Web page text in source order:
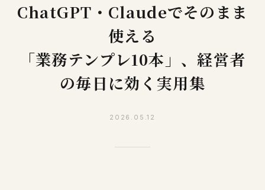
ChatGPT・Claudeでそのまま
使える
「業務テンプレ10本」、経営者
の毎日に効く実用集
2026.05.12